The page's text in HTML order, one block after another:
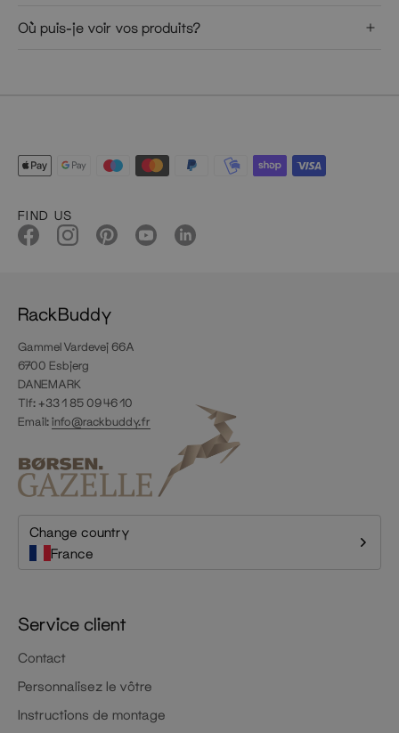
Où puis-je voir vos produits?
FIND US
RackBuddy
Gammel Vardevej 66A
6700 Esbjerg
DANEMARK
Tlf: +33 1 85 09 46 10
Email:info@rackbuddy.fr
Change country
France
Service client
Contact
Personnalisez le vôtre
Instructions de montage